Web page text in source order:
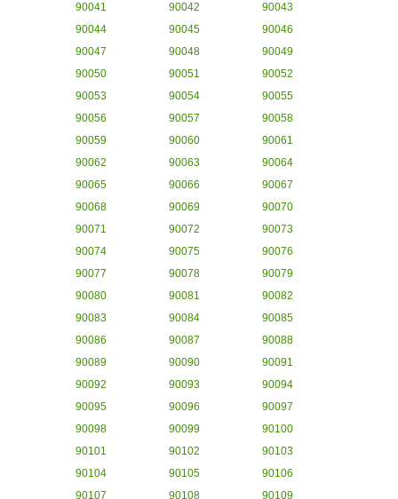
90041
90042
90043
90044
90045
90046
90047
90048
90049
90050
90051
90052
90053
90054
90055
90056
90057
90058
90059
90060
90061
90062
90063
90064
90065
90066
90067
90068
90069
90070
90071
90072
90073
90074
90075
90076
90077
90078
90079
90080
90081
90082
90083
90084
90085
90086
90087
90088
90089
90090
90091
90092
90093
90094
90095
90096
90097
90098
90099
90100
90101
90102
90103
90104
90105
90106
90107
90108
90109